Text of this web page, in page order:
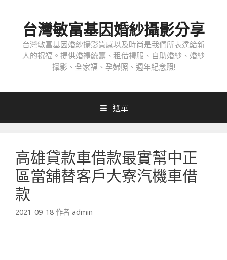
台灣敏富基因婚紗攝影分享
台灣敏富基因婚紗攝影質感以及時尚是我們所表達給新
人的祝福。提供婚禮統籌、租借禮服、自助婚紗、婚紗
攝影、全家福、孕婦照、週年紀念照!
選單
高雄貸款車借款最實幫中正
區當舖替客戶大寮汽機車借
款
2021-09-18 作者 admin